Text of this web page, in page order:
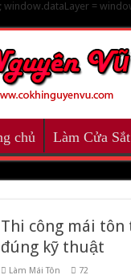
=
chủ Làm Cửa Sắt
Thi công mái
đúng kỹ thuật
Làm Mái Tôn 72